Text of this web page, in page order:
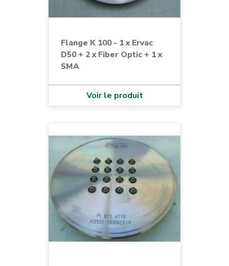
Flange K 100 - 1 x Ervac
D50 + 2 x Fiber Optic + 1 x
SMA
Voir le produit